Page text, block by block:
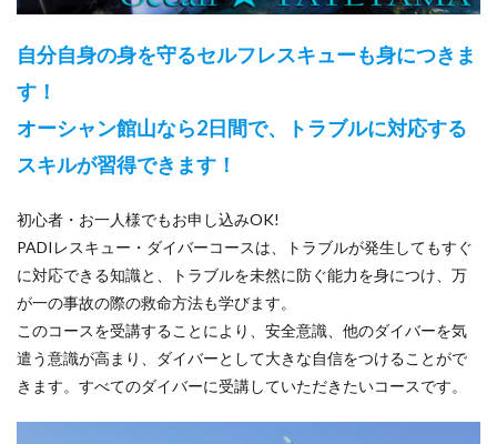
自分自身の身を守るセルフレスキューも身につきま
す！
オーシャン館山なら2日間で、トラブルに対応する
スキルが習得できます！
初心者・お一人様でもお申し込みOK!
PADIレスキュー・ダイバーコースは、トラブルが発生してもすぐ
に対応できる知識と、トラブルを未然に防ぐ能力を身につけ、万
が一の事故の際の救命方法も学びます。
このコースを受講することにより、安全意識、他のダイバーを気
遣う意識が高まり、ダイバーとして大きな自信をつけることがで
きます。すべてのダイバーに受講していただきたいコースです。